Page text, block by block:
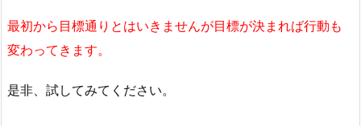
最初から目標通りとはいきませんが目標が決まれば行動も
変わってきます。
是非、試してみてください。